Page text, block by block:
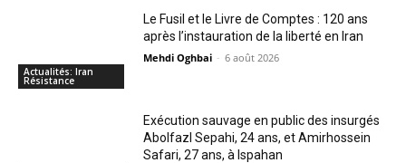
Actualités: Iran
Résistance
Le Fusil et le Livre de Comptes : 120 ans
après l’instauration de la liberté en Iran
Mehdi Oghbai - 6 août 2026
Exécution sauvage en public des insurgés
Abolfazl Sepahi, 24 ans, et Amirhossein
Safari, 27 ans, à Ispahan